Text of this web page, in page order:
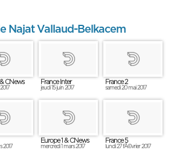
Najat Vallaud-Belkacem
CNews France Inter
jeudi 15 juin 2017
France 2
samedi 20 mai 2017
2017
Europe 1 & CNews
mercredi 1 mars 2017
France 5
lundi 27 fÃ©vrier 2017